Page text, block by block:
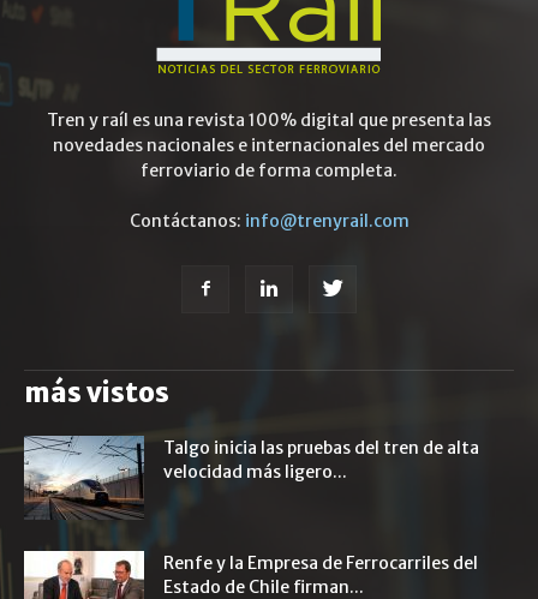
Tren y raíl es una revista 100% digital que presenta las
novedades nacionales e internacionales del mercado
ferroviario de forma completa.
Contáctanos: info@trenyrail.com
más vistos
Talgo inicia las pruebas del tren de alta
velocidad más ligero...
Renfe y la Empresa de Ferrocarriles del
Estado de Chile firman...